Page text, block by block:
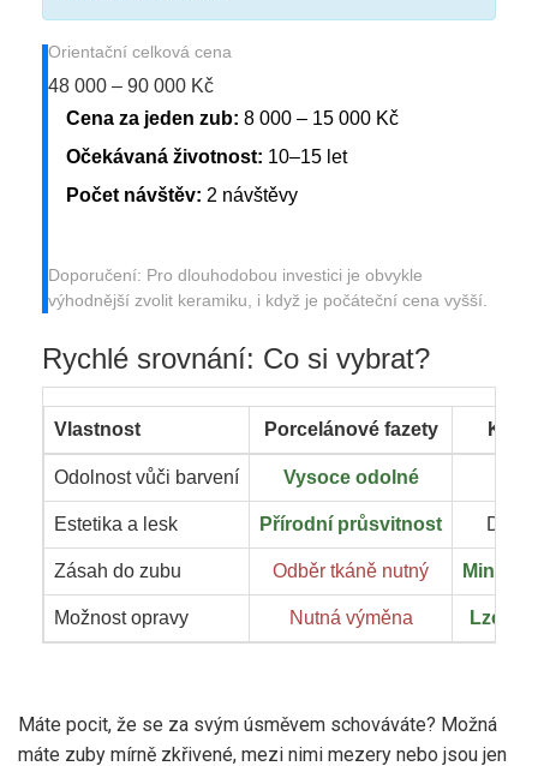
Orientační celková cena
48 000 – 90 000 Kč
Cena za jeden zub: 8 000 – 15 000 Kč
Očekávaná životnost: 10–15 let
Počet návštěv: 2 návštěvy
Doporučení: Pro dlouhodobou investici je obvykle
výhodnější zvolit keramiku, i když je počáteční cena vyšší.
Rychlé srovnání: Co si vybrat?
Vlastnost Porcelánové fazety
Odolnost vůči barvení Vysoce odolné
Estetika a lesk Přírodní průsvitnost
Zásah do zubu Odběr tkáně nutný
Možnost opravy Nutná výměna Lze
Máte pocit, že se za svým úsměvem schováváte? Možná
máte zuby mírně zkřivené, mezi nimi mezery nebo jsou jen